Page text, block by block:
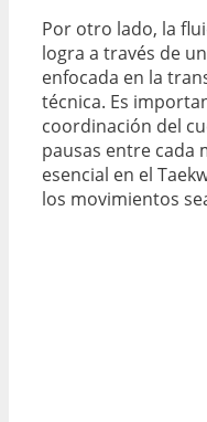
Por otro lado, la
logra a través de
enfocada en la
técnica. Es
coordinación del
pausas entre cada
esencial en el
los movimientos